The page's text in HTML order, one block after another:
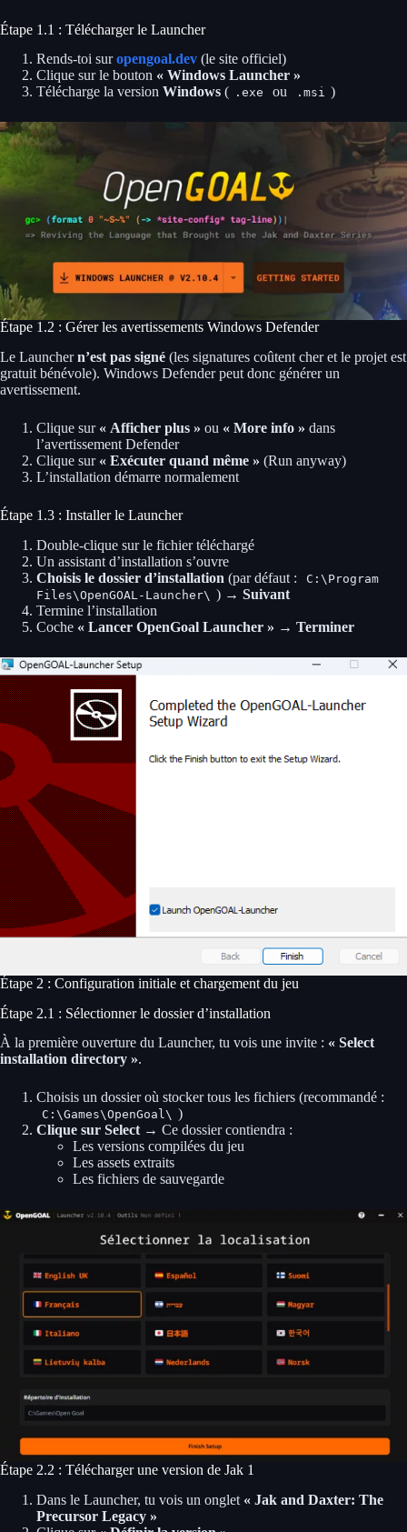
Étape 1.1 : Télécharger le Launcher
Rends-toi suropengoal.dev (le site officiel)
Clique sur le bouton « Windows Launcher »
Télécharge la version Windows ( .exe ou .msi )
Étape 1.2 : Gérer les avertissements Windows Defender
Le Launchern’est pas signé (les signatures coûtent cher et le projet est
gratuit bénévole). Windows Defender peut donc générer un
avertissement.
Clique sur « Afficher plus » ou « More info » dans
l’avertissement Defender
Clique sur « Exécuter quand même » (Run anyway)
L’installation démarre normalement
Étape 1.3 : Installer le Launcher
Double-clique sur le fichier téléchargé
Un assistant d’installation s’ouvre
Choisis le dossier d’installation (par défaut :
C:\Program
Files\OpenGOAL-Launcher\ ) → Suivant
Termine l’installation
Coche « Lancer OpenGoal Launcher » → Terminer
Étape 2 : Configuration initiale et chargement du jeu
Étape 2.1 : Sélectionner le dossier d’installation
À la première ouverture du Launcher, tu vois une invite : « Select
installation directory ».
Choisis un dossier où stocker tous les fichiers (recommandé :
C:\Games\OpenGoal\ )
Clique sur Select→ Ce dossier contiendra :
Les versions compilées du jeu
Les assets extraits
Les fichiers de sauvegarde
Étape 2.2 : Télécharger une version de Jak 1
Dans le Launcher, tu vois un onglet « Jak and Daxter: The
Precursor Legacy »